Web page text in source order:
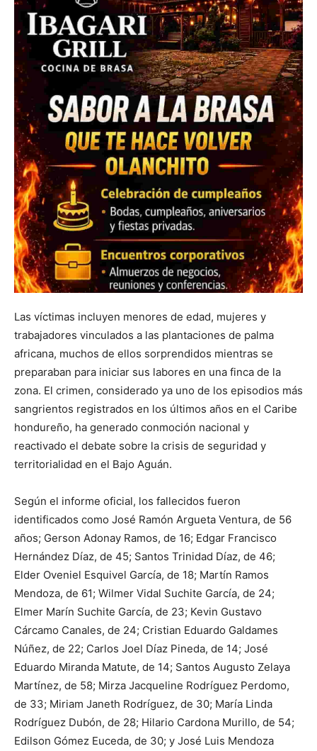
Las víctimas incluyen menores de edad, mujeres y
trabajadores vinculados a las plantaciones de palma
africana, muchos de ellos sorprendidos mientras se
preparaban para iniciar sus labores en una finca de la
zona. El crimen, considerado ya uno de los episodios más
sangrientos registrados en los últimos años en el Caribe
hondureño, ha generado conmoción nacional y
reactivado el debate sobre la crisis de seguridad y
territorialidad en el Bajo Aguán.
Según el informe oficial, los fallecidos fueron
identificados como José Ramón Argueta Ventura, de 56
años; Gerson Adonay Ramos, de 16; Edgar Francisco
Hernández Díaz, de 45; Santos Trinidad Díaz, de 46;
Elder Oveniel Esquivel García, de 18; Martín Ramos
Mendoza, de 61; Wilmer Vidal Suchite García, de 24;
Elmer Marín Suchite García, de 23; Kevin Gustavo
Cárcamo Canales, de 24; Cristian Eduardo Galdames
Núñez, de 22; Carlos Joel Díaz Pineda, de 14; José
Eduardo Miranda Matute, de 14; Santos Augusto Zelaya
Martínez, de 58; Mirza Jacqueline Rodríguez Perdomo,
de 33; Miriam Janeth Rodríguez, de 30; María Linda
Rodríguez Dubón, de 28; Hilario Cardona Murillo, de 54;
Edilson Gómez Euceda, de 30; y José Luis Mendoza